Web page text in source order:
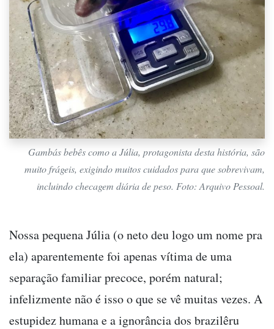
Gambás bebês como a Júlia, protagonista desta história, são
muito frágeis, exigindo muitos cuidados para que sobrevivam,
incluindo checagem diária de peso. Foto: Arquivo Pessoal.
Nossa pequena Júlia (o neto deu logo um nome pra
ela) aparentemente foi apenas vítima de uma
separação familiar precoce, porém natural;
infelizmente não é isso o que se vê muitas vezes. A
estupidez humana e a ignorância dos brazilêru